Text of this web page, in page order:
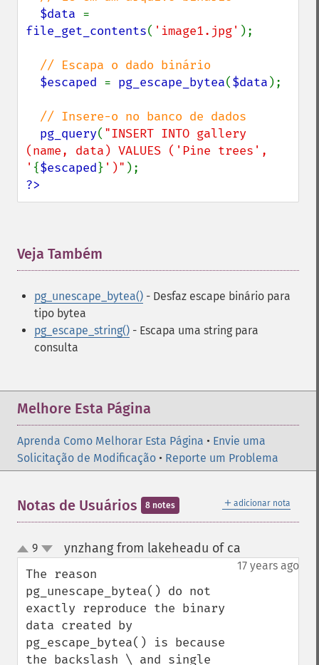
$data
file_get_contents( 'image1.jpg' );
// Escapa o dado binário
$escaped = pg_escape_bytea($data );
// Insere-o no banco de dados
pg_query( "INSERT INTO gallery
(name, data) VALUES ('Pine trees',
' {$escaped} ')"
?>
Veja Também
pg_unescape_bytea() - Desfaz escape binário para
tipo bytea
pg_escape_string() - Escapa uma string para
consulta
Melhore Esta Página
Aprenda Como Melhorar Esta Página • Envie uma
Solicitação de Modificação • Reporte um Problema
＋ adicionar nota
Notas de Usuários 8 notes
up
down
9 ynzhang from lakeheadu of ca
17 years ago
The reason
pg_unescape_bytea() do not
exactly reproduce the binary
data created by
pg_escape_bytea() is because
the backslash \ and single